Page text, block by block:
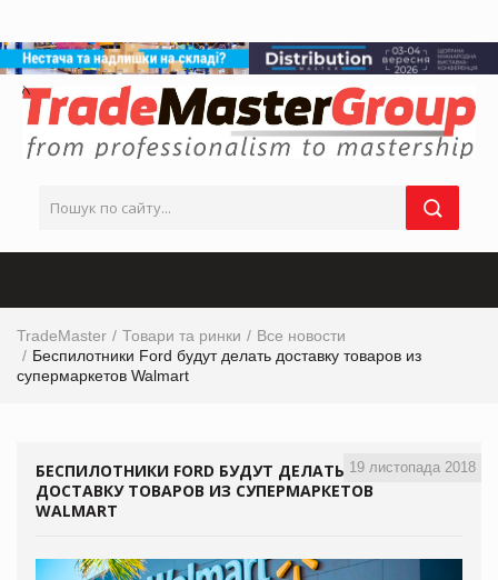
TradeMaster Товари та ринки
Все новости
Беспилотники Ford будут делать доставку товаров из
супермаркетов Walmart
19 листопада 2018
БЕСПИЛОТНИКИ FORD БУДУТ ДЕЛАТЬ
ДОСТАВКУ ТОВАРОВ ИЗ СУПЕРМАРКЕТОВ
WALMART